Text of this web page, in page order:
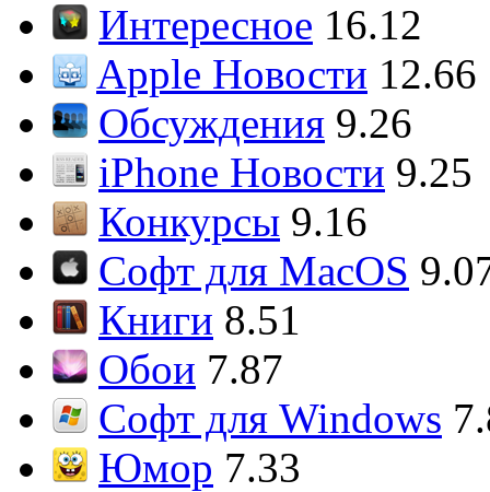
Интересное 16.12
Apple Новости 12.66
Обсуждения 9.26
iPhone Новости 9.25
Конкурсы 9.16
Софт для MacOS
Книги 8.51
Обои 7.87
Софт для Windows
Юмор 7.33